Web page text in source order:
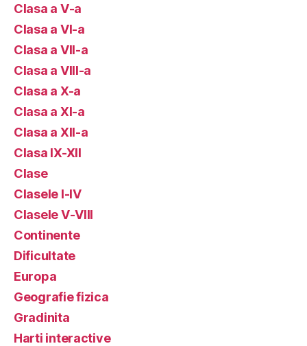
Clasa a V-a
Clasa a VI-a
Clasa a VII-a
Clasa a VIII-a
Clasa a X-a
Clasa a XI-a
Clasa a XII-a
Clasa IX-XII
Clase
Clasele I-IV
Clasele V-VIII
Continente
Dificultate
Europa
Geografie fizica
Gradinita
Harti interactive